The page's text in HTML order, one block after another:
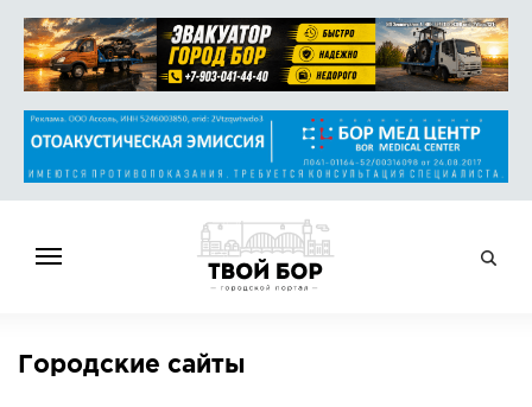
НОВОСТИ
Городские сайты